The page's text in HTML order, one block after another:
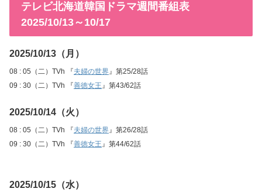
テレビ北海道韓国ドラマ週間番組表
2025/10/13～10/17
2025/10/13（月）
08 : 05（二）TVh 『夫婦の世界』第25/28話
09 : 30（二）TVh 『善徳女王』第43/62話
2025/10/14（火）
08 : 05（二）TVh 『夫婦の世界』第26/28話
09 : 30（二）TVh 『善徳女王』第44/62話
2025/10/15（水）